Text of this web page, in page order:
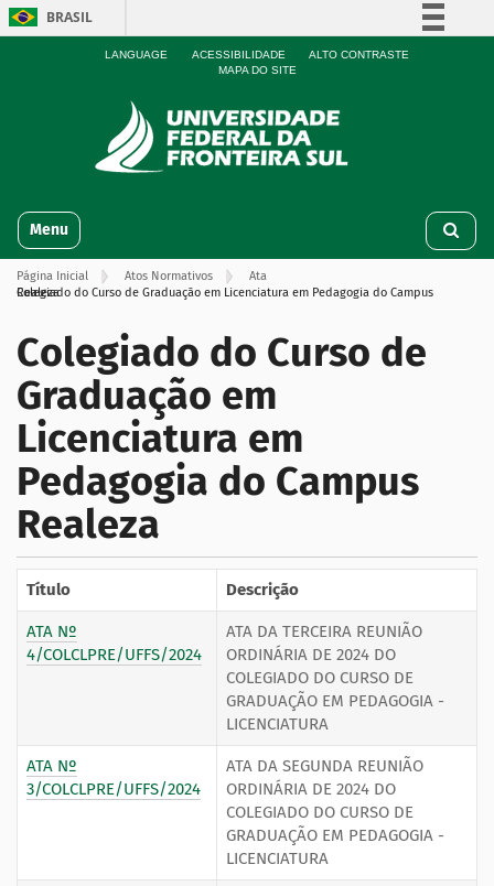
BRASIL
Simplifique!
Participe
Acesso à informação
LANGUAGE ACESSIBILIDADE
ALTO CONTRASTE
MAPA DO SITE
v
Toggle navigation
Página Inicial Atos Normativos
Ata
Colegiado do Curso de Graduação em Licenciatura em Pedagogia do Campus Realeza
Colegiado do Curso de
Graduação em
Licenciatura em
Pedagogia do Campus
Realeza
Título Descrição
ATA Nº
4/COLCLPRE/UFFS/2024
ATA DA TERCEIRA REUNIÃO
ORDINÁRIA DE 2024 DO
COLEGIADO DO CURSO DE
GRADUAÇÃO EM PEDAGOGIA -
LICENCIATURA
ATA Nº
3/COLCLPRE/UFFS/2024
ATA DA SEGUNDA REUNIÃO
ORDINÁRIA DE 2024 DO
COLEGIADO DO CURSO DE
GRADUAÇÃO EM PEDAGOGIA -
LICENCIATURA